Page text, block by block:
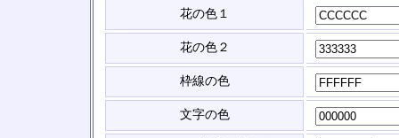
花の色１
花の色２
枠線の色
文字の色